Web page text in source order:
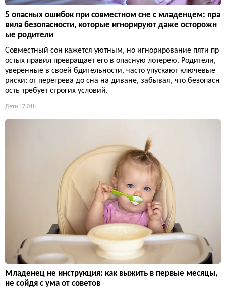
5 опасных ошибок при совместном сне с младенцем: пра
вила безопасности, которые игнорируют даже осторожн
ые родители
Совместный сон кажется уютным, но игнорирование пяти пр
остых правил превращает его в опасную лотерею. Родители,
уверенные в своей бдительности, часто упускают ключевые
риски: от перегрева до сна на диване, забывая, что безопасн
ость требует строгих условий.
Дети 17 018
Младенец не инструкция: как выжить в первые месяцы,
не сойдя с ума от советов